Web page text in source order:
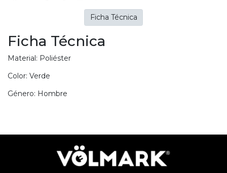
por
Ficha Técnica
Material: Poliéster
Color: Verde
Género: Hombre
Ficha Técnica